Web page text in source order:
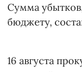
Сумма
бюджету,
16 августа